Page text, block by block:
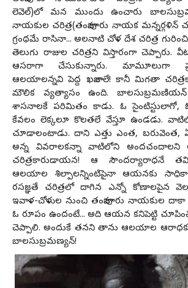
లెవెల్‌)లో మ‌న ముందు ఉంచారు
నాయ‌కుల చ‌రిత్ర(తంజావూరు నాయ‌క మ‌న్న‌ర్గ‌ళిన్
గ్రంథ‌మే రాసినా... అల‌నాటి చోళ దేశ చ‌రిత్ర గురించి
తెలుగు రాజుల చ‌రిత్ర‌ని విస్తారంగా చెప్పారు.
ఆస‌రాగా చేసుకున్నారు. మామూలుగా
ఆల‌యాల‌న్న‌వి పెద్ద ఖ‌జానాలే! కానీ మిగ‌తా
మౌలిక వ్య‌త్యాసం ఉంది.
శాస‌నాల‌కే ప‌రిమితం కాడు. ఓ సైంటిస్టులాగో, ఓ
కేవ‌లం లెక్క‌లూ కొల‌త‌లే వేస్తూ ఉండ‌డు.
చూడాలంటాడు. దాని ఎత్తు ఎంత‌, బ‌రువెంత‌,
అన్న వివ‌రాల‌క‌న్నా వాటిలోని అందచందాల‌ని
చ‌రిత్ర‌కారుడాయ‌న‌! ఆ సౌంద‌ర్యారాధ‌నే
ఆల‌యాల శిల్పాల‌న్నింటిపైనా ఆయ‌న‌కు
ర‌స‌జ్ఞ‌తే చ‌రిత్ర‌లో దాగిన ఎన్నో కోణాల‌పైన
ఇవాళ-చోళుల నుంచి తంజావూరు నాయ‌కుల దాకా
ఓ రూపం ఉందంటే... అది ఆయ‌న క‌నిపెట్టి
చెప్పాలి. అందుకే త‌న‌ని తాను ఆల‌యాల
బాల‌సుబ్ర‌మ‌ణ్య‌న్‌!